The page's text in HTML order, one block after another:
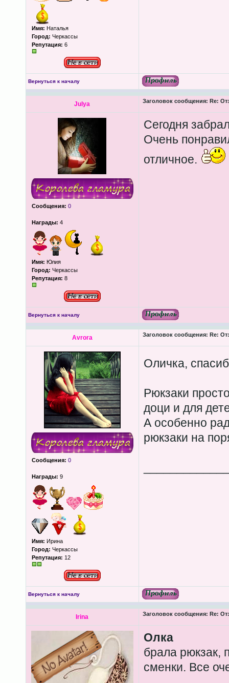
Имя: Наталья
Город: Черкассы
Репутация: 6
Вернуться к началу
Julya Заголовок сообщения: Re:
Сообщения: 0
Награды: 4
Имя: Юлия
Город: Черкассы
Репутация: 8
Сегодня
Очень
отличное.
Вернуться к началу
Avrora Заголовок сообщения: Re:
Сообщения: 0
Награды: 9
Имя: Ирина
Город: Черкассы
Репутация: 12
Оличка,
Рюкзаки
доци и для
А особенно
рюкзаки на
Вернуться к началу
Irina Заголовок сообщения: Re:
Олка
брала рюкзак,
сменки. Все